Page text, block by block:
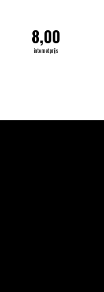
8,00
internetprijs